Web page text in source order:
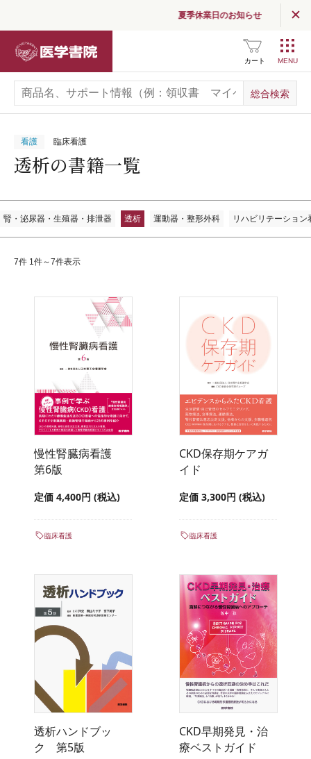
夏季休業日のお知らせ
カート
看護 臨床看護
透析の書籍一覧
腎・泌尿器・生殖器・排泄器 透析 運動器・整形外科 リハビリテーション
7件 1件～7件表示
慢性腎臓病看護
第6版
定価 4,400円 (税込)
臨床看護
CKD保存期ケアガ
イド
定価 3,300円 (税込)
臨床看護
透析ハンドブッ
ク 第5版
CKD早期発見・治
療ベストガイド